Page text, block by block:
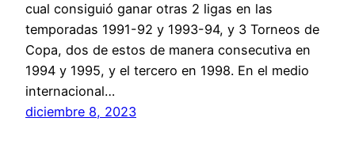
cual consiguió ganar otras 2 ligas en las
temporadas 1991-92 y 1993-94, y 3 Torneos de
Copa, dos de estos de manera consecutiva en
1994 y 1995, y el tercero en 1998. En el medio
internacional…
diciembre 8, 2023